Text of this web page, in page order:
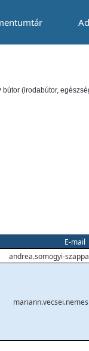
bútor (irodabútor,
E-mail
andrea.somogyi-